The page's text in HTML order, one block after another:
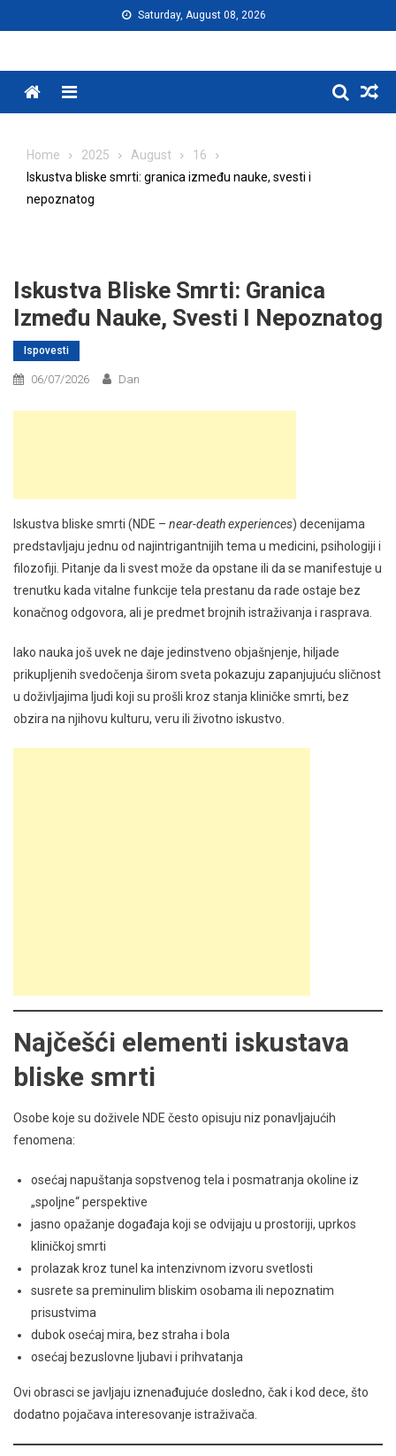
to
Saturday, August 08, 2026
Menu
Home 2025 August
16
Iskustva bliske smrti: granica između nauke, svesti i
nepoznatog
Iskustva Bliske Smrti: Granica
Između Nauke, Svesti I Nepoznatog
Ispovesti
06/07/2026 Dan
Iskustva bliske smrti (NDE – near-death experiences) decenijama
predstavljaju jednu od najintrigantnijih tema u medicini, psihologiji i
filozofiji. Pitanje da li svest može da opstane ili da se manifestuje u
trenutku kada vitalne funkcije tela prestanu da rade ostaje bez
konačnog odgovora, ali je predmet brojnih istraživanja i rasprava.
Iako nauka još uvek ne daje jedinstveno objašnjenje, hiljade
prikupljenih svedočenja širom sveta pokazuju zapanjujuću sličnost
u doživljajima ljudi koji su prošli kroz stanja kliničke smrti, bez
obzira na njihovu kulturu, veru ili životno iskustvo.
Najčešći elementi iskustava
bliske smrti
Osobe koje su doživele NDE često opisuju niz ponavljajućih
fenomena:
osećaj napuštanja sopstvenog tela i posmatranja okoline iz
„spoljne“ perspektive
jasno opažanje događaja koji se odvijaju u prostoriji, uprkos
kliničkoj smrti
prolazak kroz tunel ka intenzivnom izvoru svetlosti
susrete sa preminulim bliskim osobama ili nepoznatim
prisustvima
dubok osećaj mira, bez straha i bola
osećaj bezuslovne ljubavi i prihvatanja
Ovi obrasci se javljaju iznenađujuće dosledno, čak i kod dece, što
dodatno pojačava interesovanje istraživača.